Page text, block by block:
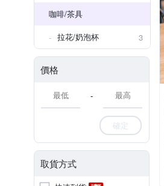
咖啡/茶具
拉花/奶泡杯
3
價格
-
確定
取貨方式